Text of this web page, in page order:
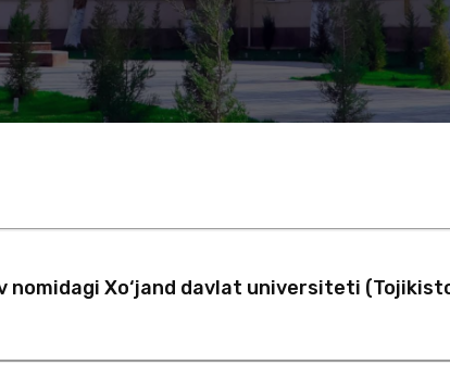
nomidagi Xo‘jand davlat universiteti